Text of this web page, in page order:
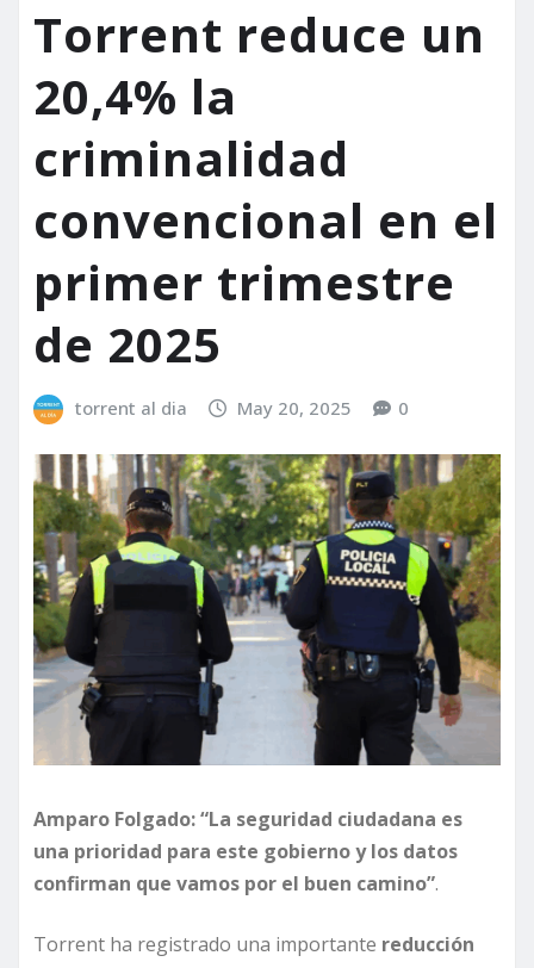
Torrent reduce un
20,4% la
criminalidad
convencional en el
primer trimestre
de 2025
torrent al dia May 20, 2025 0
Amparo Folgado: “La seguridad ciudadana es
una prioridad para este gobierno y los datos
confirman que vamos por el buen camino”.
Torrent ha registrado una importante reducción